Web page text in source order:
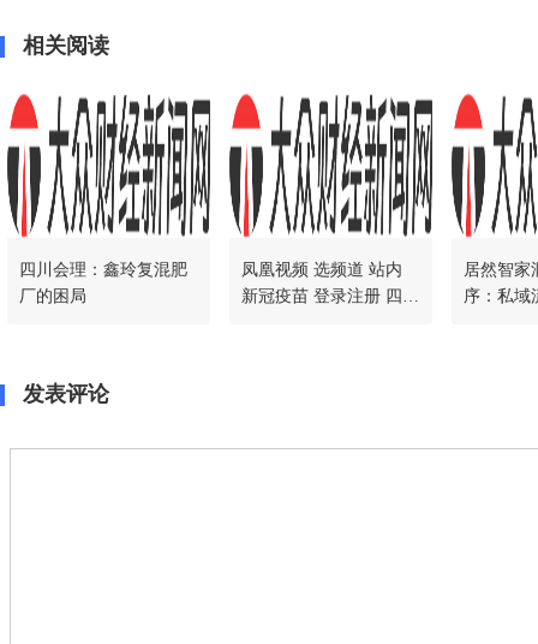
相关阅读
四川会理：鑫玲复混肥
厂的困局
凤凰视频 选频道 站内
新冠疫苗 登录注册 四川
居然智家
序：私域
发表评论